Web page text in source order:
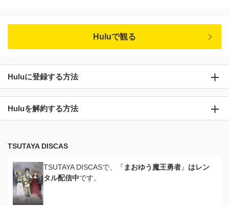
Huluで観る
Huluに登録する方法
Huluを解約する方法
TSUTAYA DISCAS
TSUTAYA DISCASで、『 まおゆう魔王勇者』 はレン
タル配信中です。